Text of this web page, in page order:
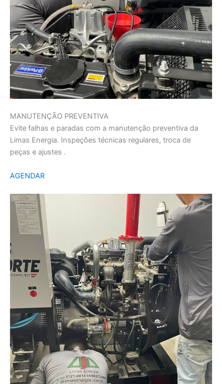
MANUTENÇÃO PREVENTIVA
Evite falhas e paradas com a manutenção preventiva da
Limas Energia. Inspeções técnicas regulares, troca de
peças e ajustes .
AGENDAR